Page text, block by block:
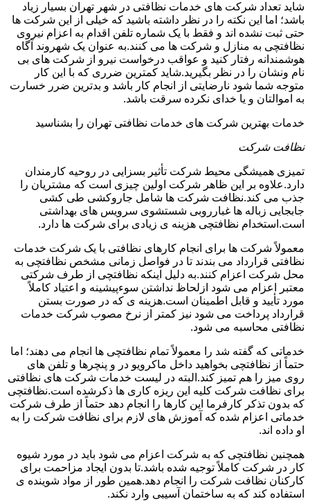
شاید تعداد شرکت های خدمات نظافتی در شهر تهران بسیار زیاد
باشد؛ اما این نکته را در نظر داشته باشید که خیلی از این شرکت ها
حتی ثبت نشده اند و فقط با یک شماره تلفن اقدام به اعزام نیروی
نظافتچی به منازل و شرکت ها می کنند.به عنوان یک شهروند آگاه
هوشمندانه رفتار کنید و عواقب درخواست نیرو از شرکت های بی
نام ونشان را در نظر بگیرید.شاید کمترین ضرری که با این کار
متوجه شما شود نارضایتی از انجام کار باشد و بدترین ضرر خسارت
به اموالتان و یا خدای نکرده سرقت باشد.
خدمات بهترین شرکت های خدمات نظافتی تهران را بشناسید
نظافت شرکت
تمیزی همیشگی محیط شرکت تأثیر بسزایی در روحیه کارمندان
دارد.علاوه بر این ظاهر شرکت اولین چیزی است که مشتریان را
جذب می کند.نظافت شرکت ها شامل جاروکشی طی کشی
جابجایی زباله ها غبارروبی شستشوی سرویس های بهداشتی
است.استخدام نظافتچی هزینه ی زیادی برای شرکت ها دارد.
معمولاً شرکت ها برای انجام کارهای نظافتی با یک شرکت خدمات
نظافتی قرارداد می بندند تا در فواصل زمانی مشخص نظافتچی به
محل شرکت اعزام کنند.به دلیل اینکه نظافتچی از طرف شرکتی
معتبر اعزام می شود ازلحاظ نداشتن سوءپیشینه و اعتیاد کاملاً
مورد تأیید و قابل اطمینان است.هزینه ی که در صورت بستن
قرارداد پرداخت می شود نیز کمتر از نرخ مصوب شرکت خدمات
نظافتی محاسبه می شود.
خدماتی که گفته شد را معمولاً تمام نظافتچی ها انجام می دهند؛ اما
حتماً از نظافتچی بخواهید داخل ماکرویو در و پنچرها و تلفن های
روی میز را هم تمیز کند.البته در لیست خدمات شرکت های نظافتی
برای نظافت شرکت کلیه این ریزه کاری ها ذکرشده است.نظافتچی
که بدون تذکر کارفرما این کارها را انجام دهد حتماً از طرف شرکت
خدماتی اعزام شده که آموزش های لازم برای نظافت شرکت را به
او داده اند.
همچنین نظافتچی که به شرکت اعزام می شود باید در مورد شیوه
کار در شرکت کاملاً توجیه شده باشد.تا بدون ایجاد مزاحمت برای
کارکنان نظافت شرکت را انجام دهد.همین طور از مواد شوینده ی
استفاده کند که به ساختمان آسیبی وارد نکند.